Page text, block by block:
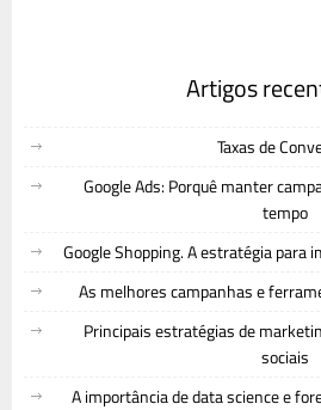
Artigos
Taxas de
Google Ads: Porquê manter
tempo
Google Shopping. A estratégia para
As melhores campanhas e
Principais estratégias de
sociais
A importância de data science e